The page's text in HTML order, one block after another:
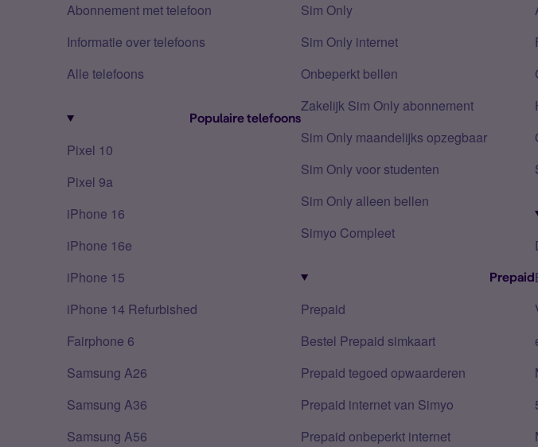
Abonnement met telefoon
Informatie over telefoons
Alle telefoons
Populaire telefoons
Pixel 10
Pixel 9a
iPhone 16
iPhone 16e
iPhone 15
iPhone 14 Refurbished
Fairphone 6
Samsung A26
Samsung A36
Samsung A56
Sim Only
Sim Only internet
Onbeperkt bellen
Zakelijk Sim Only abonnement
Sim Only maandelijks opzegbaar
Sim Only voor studenten
Sim Only alleen bellen
Simyo Compleet
Prepaid
Prepaid
Bestel Prepaid simkaart
Prepaid tegoed opwaarderen
Prepaid internet van Simyo
Prepaid onbeperkt internet